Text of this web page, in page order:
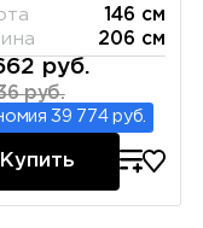
146 см
206 см
руб.
руб.
39 774 руб.
Купить